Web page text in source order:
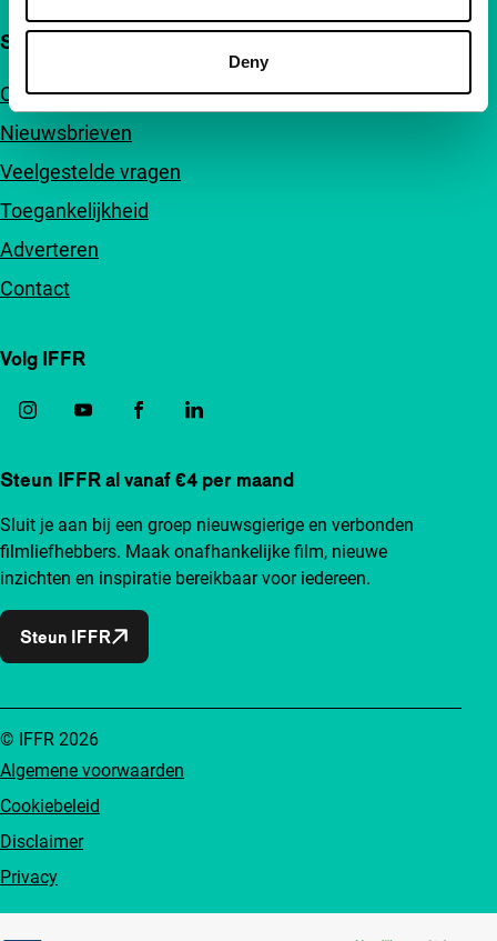
Deny
Snel naar
Over ons
Nieuwsbrieven
Veelgestelde vragen
Toegankelijkheid
Adverteren
Contact
Volg IFFR
Steun IFFR al vanaf €4 per maand
Sluit je aan bij een groep nieuwsgierige en verbonden
filmliefhebbers. Maak onafhankelijke film, nieuwe
inzichten en inspiratie bereikbaar voor iedereen.
Steun IFFR
Algemene voorwaarden
Cookiebeleid
Disclaimer
Privacy
© IFFR 2026